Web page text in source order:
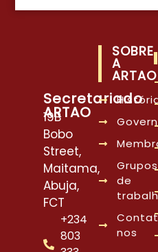
Secretariado
ARTAO
19B
Bobo
Street,
Maitama,
Abuja,
FCT
+234
803
SOBRE
A
ARTAO
Grupos
de
nos